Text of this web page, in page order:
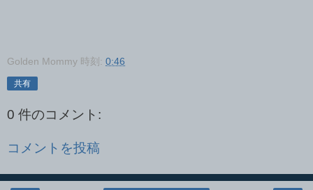
Golden Mommy 時刻: 0:46
共有
0 件のコメント:
コメントを投稿